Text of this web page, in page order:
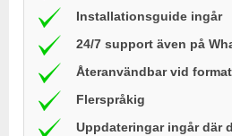
Installationsguide ingår
24/7 support även på
Återanvändbar vid
Flerspråkig
Uppdateringar ingår där